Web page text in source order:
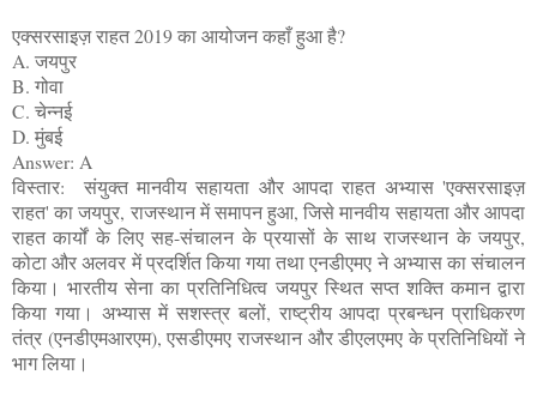
एक्सरसाइज़ राहत 2019 का आयोजन कहाँ हुआ है?
A. जयपुर
B. गोवा
C. चेन्नई
D. मुंबई
Answer: A
विस्तार: संयुक्त मानवीय सहायता और आपदा राहत अभ्यास 'एक्सरसाइज़
राहत' का जयपुर, राजस्थान में समापन हुआ, जिसे मानवीय सहायता और आपदा
राहत कार्यों के लिए सह-संचालन के प्रयासों के साथ राजस्थान के जयपुर,
कोटा और अलवर में प्रदर्शित किया गया तथा एनडीएमए ने अभ्यास का संचालन
किया। भारतीय सेना का प्रतिनिधित्व जयपुर स्थित सप्त शक्ति कमान द्वारा
किया गया। अभ्यास में सशस्त्र बलों, राष्ट्रीय आपदा प्रबन्धन प्राधिकरण
तंत्र (एनडीएमआरएम), एसडीएमए राजस्थान और डीएलएमए के प्रतिनिधियों ने
भाग लिया।